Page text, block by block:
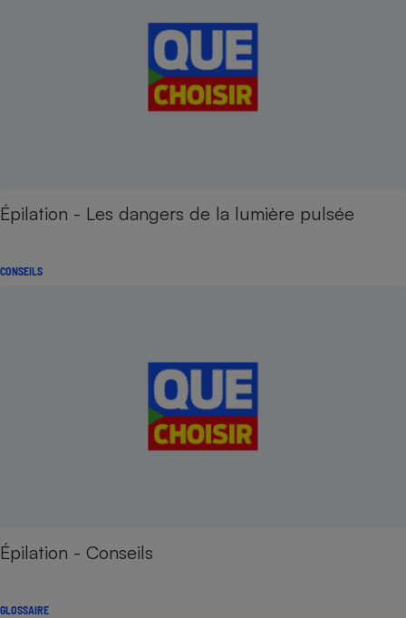
Épilation - Les dangers de la lumière pulsée
CONSEILS
Épilation - Conseils
GLOSSAIRE